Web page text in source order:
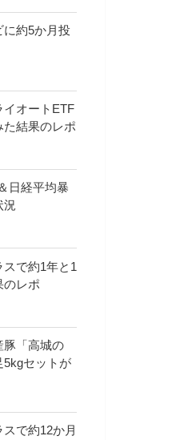
に約5か月投
イオートETF
た結果のレポ
日経平均暴
況
で約1年と1
のレポ
豚「高城の
セットが
で約12か月